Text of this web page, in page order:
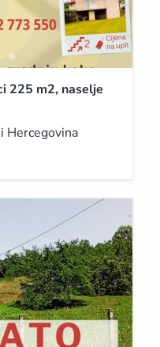
225 m2, naselje
Hercegovina